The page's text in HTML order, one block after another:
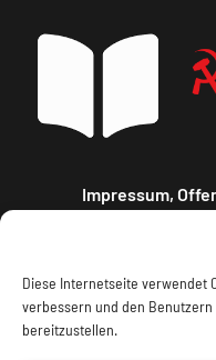
Diese Internetseite verwendet
verbessern und den
bereitzustellen.
Impressum,